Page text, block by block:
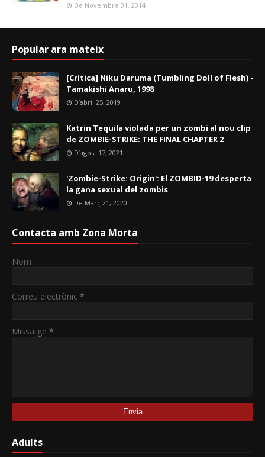
De Novembre 01, 2014
Popular ara mateix
[Crítica] Niku Daruma (Tumbling Doll of Flesh) -
Tamakishi Anaru, 1998
D’abril 25, 2019
Katrin Tequila violada per un zombi al nou clip
de ZOMBIE-STRIKE: THE FINAL CHAPTER 2
D’agost 17, 2021
'Zombie-Strike: Origin': El ZOMBID-19 desperta
la gana sexual del zombis
De Març 21, 2020
Contacta amb Zona Morta
Nom
Correu electrònic *
Missatge *
Adults